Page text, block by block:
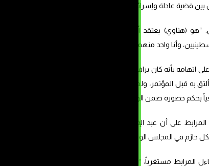
بين قضية عادلة وإسرائيل؟ هذا كلام كاذب بالكامل”.
“هو (هناوي) يعتقد أن القضية الفلسطينية ملك له، بينما هي
وأنا واحد منهم”، مشيراً إلى حيازته درع إعمار غزة، ومساهمته
على اتهامه بأنه كان يرافق برونشتاين لتقديمه لقيادات الحزب والتقاط
به قبل المؤتمر، ولم يكن هناوي حاضراً حينها أصلاً ليقول اليوم هذا
بحكم حضوره ضمن الوفود الأجنبية.
المرابط على أن عبد الإله بنكيران الأمين العام لحزب العدالة
حازم في المجلس الوطني اللاحق للواقعة وقال له علانية: أنا الذي
المرابط مستغرباً: “لماذا يخفي هناوي هذه الحقيقة؟ ولماذا